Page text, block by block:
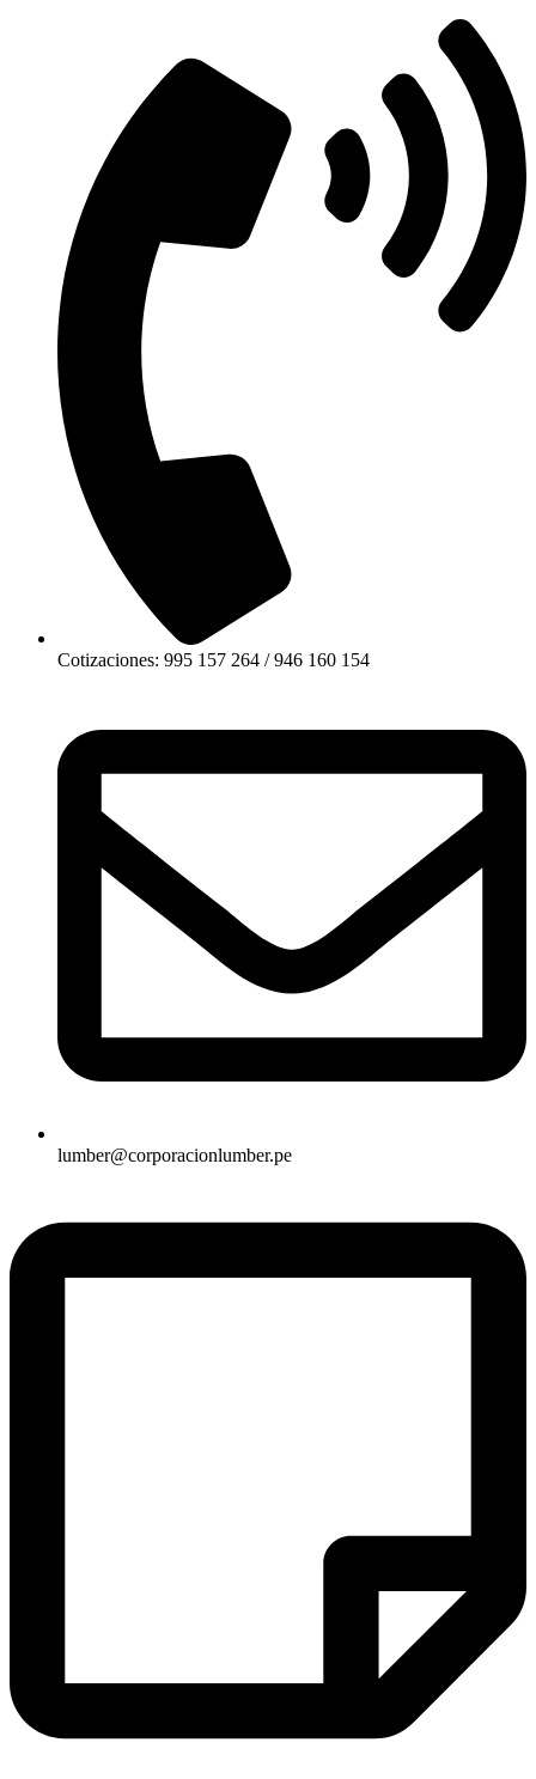
Cotizaciones: 995 157 264 / 946 160 154
lumber@corporacionlumber.pe